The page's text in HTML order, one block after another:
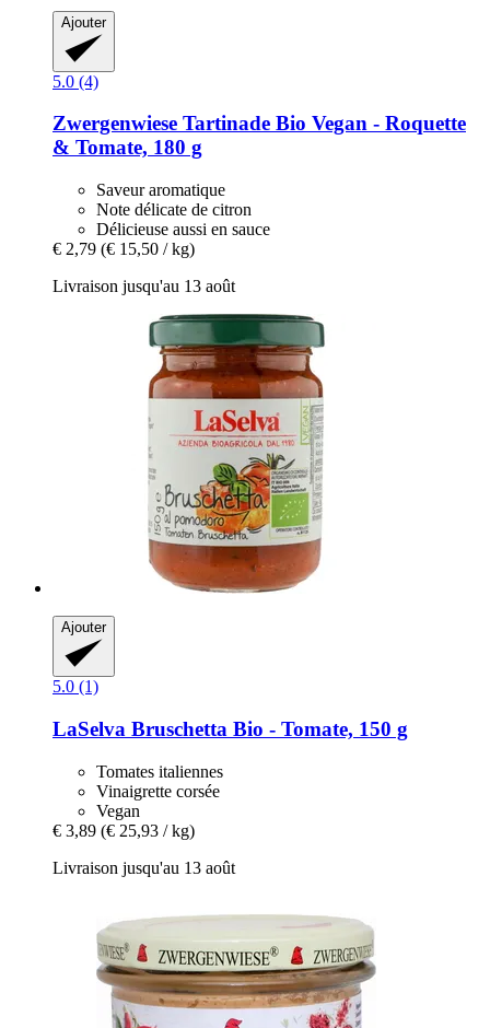
Ajouter
5.0 (4)
Zwergenwiese Tartinade Bio Vegan -​ Roquette
& Tomate, 180 g
Saveur aromatique
Note délicate de citron
Délicieuse aussi en sauce
€ 2,79 (€ 15,50 / kg)
Livraison jusqu'au 13 août
Ajouter
5.0 (1)
LaSelva Bruschetta Bio -​ Tomate, 150 g
Tomates italiennes
Vinaigrette corsée
Vegan
€ 3,89 (€ 25,93 / kg)
Livraison jusqu'au 13 août